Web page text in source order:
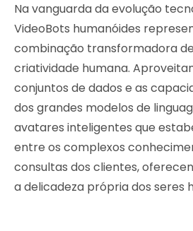
Na vanguarda da evolução
VideoBots humanóides
combinação transformadora
criatividade humana.
conjuntos de dados e as
dos grandes modelos de
avatares inteligentes que
entre os complexos
consultas dos clientes,
a delicadeza própria dos seres